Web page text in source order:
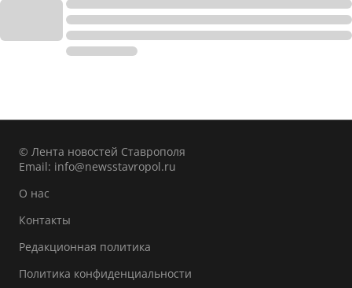
© Лента новостей Ставрополя
Email: info@newsstavropol.ru
О нас
Контакты
Редакционная политика
Политика конфиденциальности